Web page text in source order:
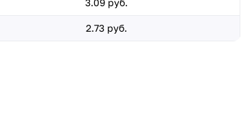
3.09 руб.
2.73 руб.